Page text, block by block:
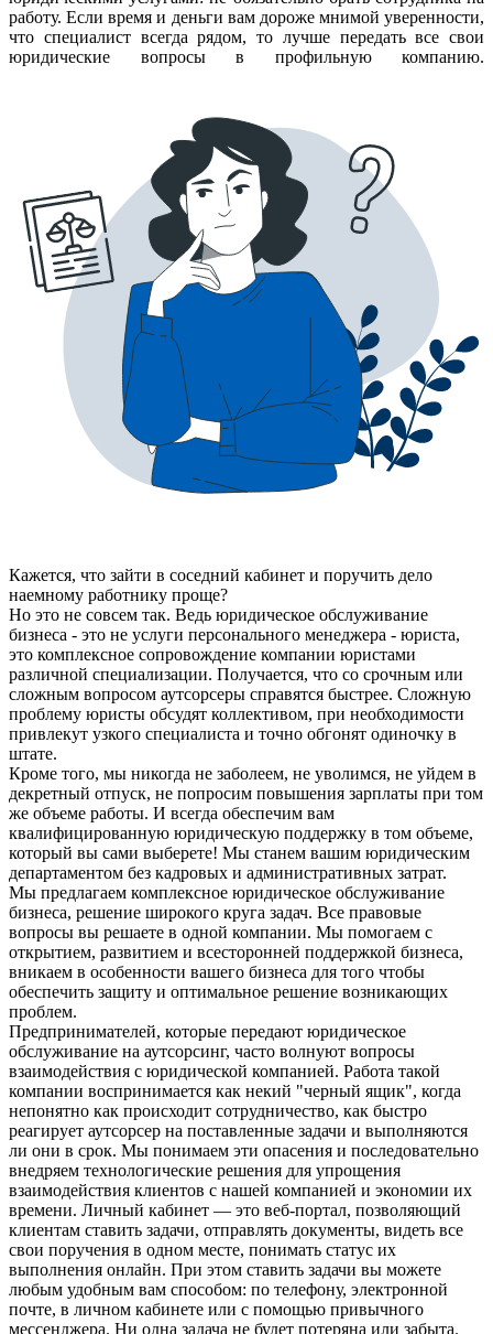
работу. Если время и деньги вам дороже мнимой уверенности,
что специалист всегда рядом, то лучше передать все свои
юридические вопросы в профильную компанию.
Кажется, что зайти в соседний кабинет и поручить дело
наемному работнику проще?
Но это не совсем так. Ведь юридическое обслуживание
бизнеса - это не услуги персонального менеджера - юриста,
это комплексное сопровождение компании юристами
различной специализации. Получается, что со срочным или
сложным вопросом аутсорсеры справятся быстрее. Сложную
проблему юристы обсудят коллективом, при необходимости
привлекут узкого специалиста и точно обгонят одиночку в
штате.
Кроме того, мы никогда не заболеем, не уволимся, не уйдем в
декретный отпуск, не попросим повышения зарплаты при том
же объеме работы. И всегда обеспечим вам
квалифицированную юридическую поддержку в том объеме,
который вы сами выберете! Мы станем вашим юридическим
департаментом без кадровых и административных затрат.
Мы предлагаем комплексное юридическое обслуживание
бизнеса, решение широкого круга задач. Все правовые
вопросы вы решаете в одной компании. Мы помогаем с
открытием, развитием и всесторонней поддержкой бизнеса,
вникаем в особенности вашего бизнеса для того чтобы
обеспечить защиту и оптимальное решение возникающих
проблем.
Предпринимателей, которые передают юридическое
обслуживание на аутсорсинг, часто волнуют вопросы
взаимодействия с юридической компанией. Работа такой
компании воспринимается как некий "черный ящик", когда
непонятно как происходит сотрудничество, как быстро
реагирует аутсорсер на поставленные задачи и выполняются
ли они в срок. Мы понимаем эти опасения и последовательно
внедряем технологические решения для упрощения
взаимодействия клиентов с нашей компанией и экономии их
времени. Личный кабинет — это веб-портал, позволяющий
клиентам ставить задачи, отправлять документы, видеть все
свои поручения в одном месте, понимать статус их
выполнения онлайн. При этом ставить задачи вы можете
любым удобным вам способом: по телефону, электронной
почте, в личном кабинете или с помощью привычного
мессенджера. Ни одна задача не будет потеряна или забыта.